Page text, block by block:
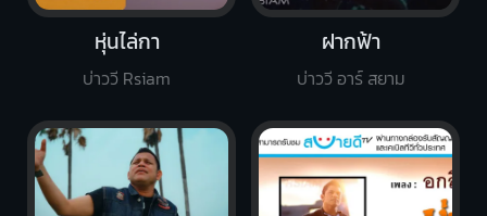
หุ่นไล่กา
บ่าววี Rsiam
ฝากฟ้า
บ่าววี อาร์ สยาม